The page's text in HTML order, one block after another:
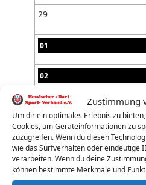
Zustimmung
Um dir ein optimales Erlebnis zu
Cookies, um Geräteinformationen zu
zuzugreifen. Wenn du diesen
wie das Surfverhalten oder eindeutige
verarbeiten. Wenn du deine
können bestimmte Merkmale und
29
01
02
03
04
05